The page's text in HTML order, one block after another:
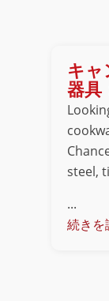
キャ
器具
steel,
...
続きを